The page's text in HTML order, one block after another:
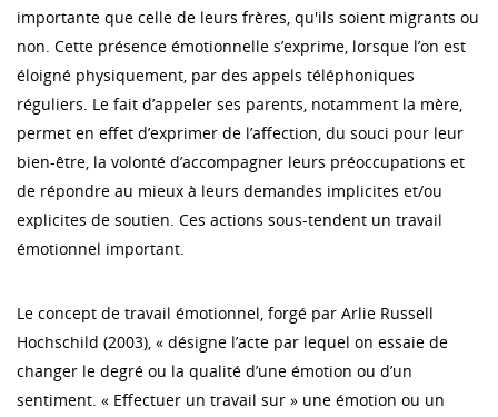
importante que celle de leurs frères, qu'ils soient migrants ou
non. Cette présence émotionnelle s’exprime, lorsque l’on est
éloigné physiquement, par des appels téléphoniques
réguliers. Le fait d’appeler ses parents, notamment la mère,
permet en effet d’exprimer de l’affection, du souci pour leur
bien-être, la volonté d’accompagner leurs préoccupations et
de répondre au mieux à leurs demandes implicites et/ou
explicites de soutien. Ces actions sous-tendent un travail
émotionnel important.
Le concept de travail émotionnel, forgé par Arlie Russell
Hochschild (2003), « désigne l’acte par lequel on essaie de
changer le degré ou la qualité d’une émotion ou d’un
sentiment. « Effectuer un travail sur » une émotion ou un